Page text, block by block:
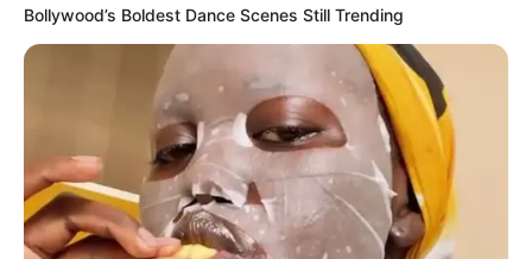
Bollywood’s Boldest Dance Scenes Still Trending